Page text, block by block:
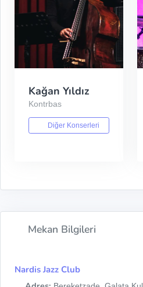
Kağan Yıldız
Kontrbas
Diğer Konserleri
Mekan Bilgileri
Nardis Jazz Club